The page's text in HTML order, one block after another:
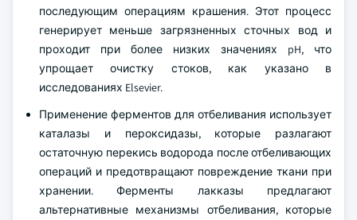
последующим операциям крашения. Этот процесс
генерирует меньше загрязненных сточных вод и
проходит при более низких значениях pH, что
упрощает очистку стоков, как указано в
исследованиях Elsevier.
Применение ферментов для отбеливания использует
каталазы и пероксидазы, которые разлагают
остаточную перекись водорода после отбеливающих
операций и предотвращают повреждение ткани при
хранении. Ферменты лакказы предлагают
альтернативные механизмы отбеливания, которые